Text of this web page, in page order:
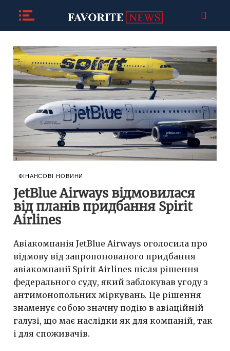
ФІНАНСОВІ НОВИНИ
JetBlue Airways відмовилася
від планів придбання Spirit
Airlines
Авіакомпанія JetBlue Airways оголосила про
відмову від запропонованого придбання
авіакомпанії Spirit Airlines після рішення
федерального суду, який заблокував угоду з
антимонопольних міркувань. Це рішення
знаменує собою значну подію в авіаційній
галузі, що має наслідки як для компаній, так
і для споживачів.